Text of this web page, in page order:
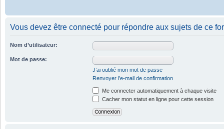
Vous devez être connecté pour répondre aux sujets de ce
Nom d’utilisateur:
Mot de passe:
J’ai oublié mon mot de passe
Renvoyer l’e-mail de confirmation
Me connecter automatiquement à chaque visite
Cacher mon statut en ligne pour cette session